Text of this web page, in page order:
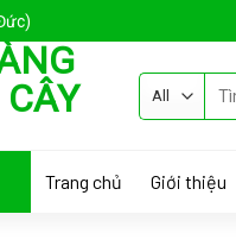
kiếm:
Trang chủ Giới thiệu